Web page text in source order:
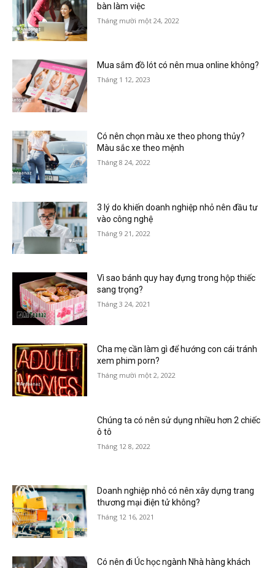
bàn làm việc
Tháng mười một 24, 2022
Mua sắm đồ lót có nên mua online không?
Tháng 1 12, 2023
Có nên chọn màu xe theo phong thủy?
Màu sắc xe theo mệnh
Tháng 8 24, 2022
3 lý do khiến doanh nghiệp nhỏ nên đầu tư
vào công nghệ
Tháng 9 21, 2022
Vì sao bánh quy hay đựng trong hộp thiếc
sang trọng?
Tháng 3 24, 2021
Cha mẹ cần làm gì để hướng con cái tránh
xem phim porn?
Tháng mười một 2, 2022
Chúng ta có nên sử dụng nhiều hơn 2 chiếc
ô tô
Tháng 12 8, 2022
Doanh nghiệp nhỏ có nên xây dựng trang
thương mại điện tử không?
Tháng 12 16, 2021
Có nên đi Úc học ngành Nhà hàng khách